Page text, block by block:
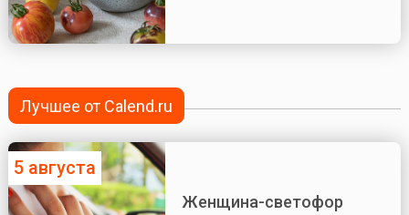
Лучшее от Calend.ru
5 августа
Женщина-светофор